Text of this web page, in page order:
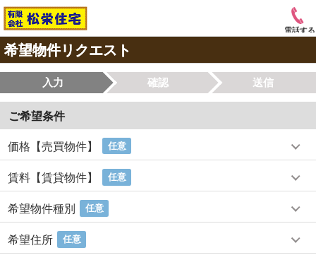
電話する
希望物件リクエスト
入力 確認 送信
ご希望条件
価格【売買物件】 任意
賃料【賃貸物件】 任意
希望物件種別 任意
希望住所 任意